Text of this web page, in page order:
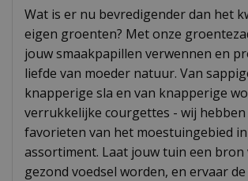
Wat is er nu bevredigender dan het
eigen groenten? Met onze
jouw smaakpapillen verwennen en
liefde van moeder natuur. Van
knapperige sla en van knapperige
verrukkelijke courgettes - wij hebben
favorieten van het moestuingebied
assortiment. Laat jouw tuin een bron
gezond voedsel worden, en ervaar